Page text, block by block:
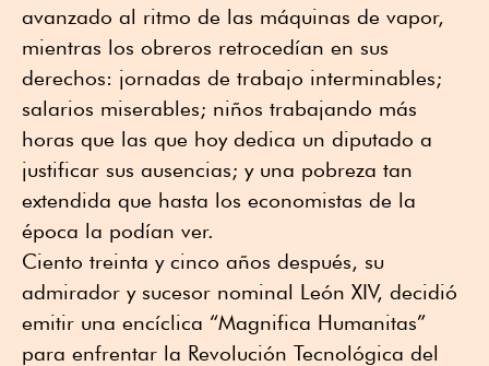
avanzado al ritmo de las máquinas de vapor,
mientras los obreros retrocedían en sus
derechos: jornadas de trabajo interminables;
salarios miserables; niños trabajando más
horas que las que hoy dedica un diputado a
justificar sus ausencias; y una pobreza tan
extendida que hasta los economistas de la
época la podían ver.
Ciento treinta y cinco años después, su
admirador y sucesor nominal León XIV, decidió
emitir una encíclica “Magnifica Humanitas”
para enfrentar la Revolución Tecnológica del